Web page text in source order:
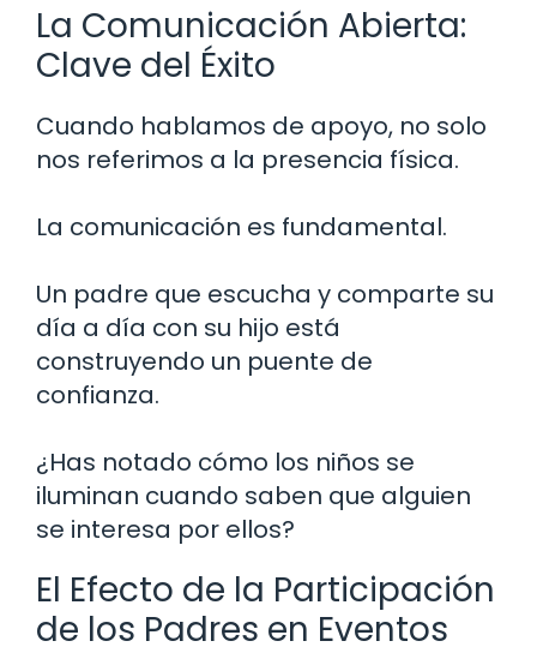
La Comunicación Abierta:
Clave del Éxito
Cuando hablamos de apoyo, no solo
nos referimos a la presencia física.
La comunicación es fundamental.
Un padre que escucha y comparte su
día a día con su hijo está
construyendo un puente de
confianza.
¿Has notado cómo los niños se
iluminan cuando saben que alguien
se interesa por ellos?
El Efecto de la Participación
de los Padres en Eventos